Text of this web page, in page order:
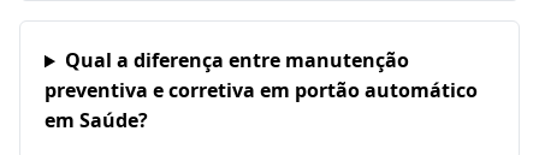
Qual a diferença entre manutenção
preventiva e corretiva em portão automático
em Saúde?